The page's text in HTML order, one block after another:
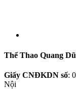
Thể Thao Quang
Giấy CNĐKDN số:
Nội